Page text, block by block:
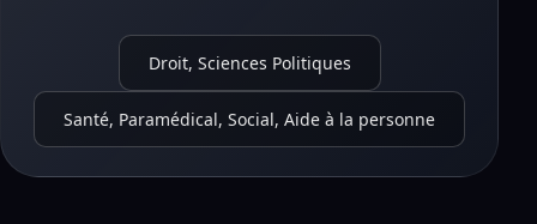
Droit, Sciences Politiques
Santé, Paramédical, Social, Aide à la personne